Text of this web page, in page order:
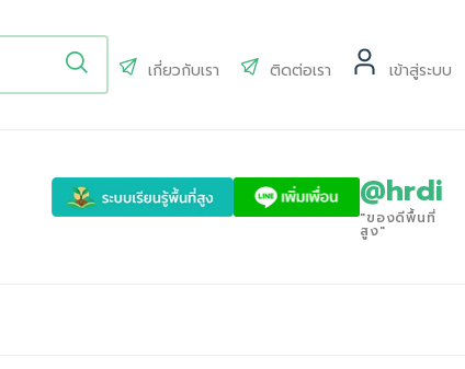
เกี่ยวกับเรา ติดต่อเรา เข้าสู่ระบบ
@hrdi
"ของดีพื้นที่
สูง"